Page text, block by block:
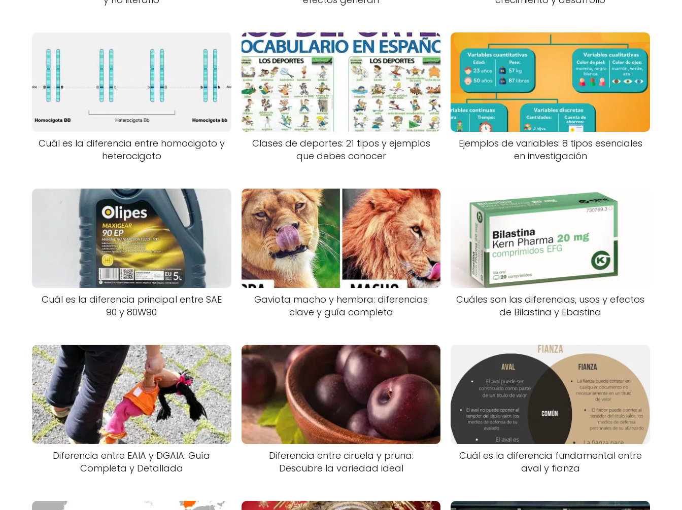
Cuál es la diferencia entre homocigoto y
heterocigoto
Clases de deportes: 21 tipos y ejemplos
que debes conocer
Ejemplos de variables: 8 tipos esenciales
en investigación
Cuál es la diferencia principal entre SAE
90 y 80W90
Gaviota macho y hembra: diferencias
clave y guía completa
Cuáles son las diferencias, usos y efectos
de Bilastina y Ebastina
Diferencia entre EAIA y DGAIA: Guía
Completa y Detallada
Diferencia entre ciruela y pruna:
Descubre la variedad ideal
Cuál es la diferencia fundamental entre
aval y fianza